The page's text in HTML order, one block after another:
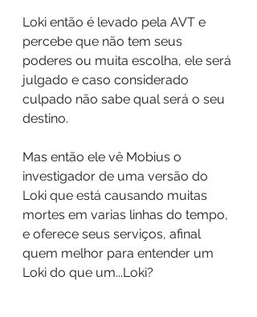
Loki então é levado pela AVT e
percebe que não tem seus
poderes ou muita escolha, ele será
julgado e caso considerado
culpado não sabe qual será o seu
destino.
Mas então ele vê Mobius o
investigador de uma versão do
Loki que está causando muitas
mortes em varias linhas do tempo,
e oferece seus serviços, afinal
quem melhor para entender um
Loki do que um...Loki?